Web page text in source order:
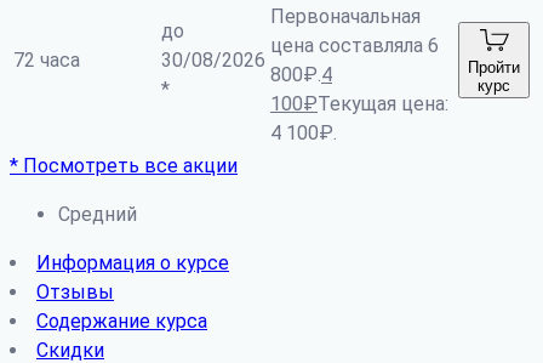
72 часа
до
30/08/2026
*
Первоначальная
цена составляла 6
800₽.4
100₽Текущая цена:
4 100₽.
Пройти
курс
* Посмотреть все акции
Средний
Информация о курсе
Отзывы
Содержание курса
Скидки